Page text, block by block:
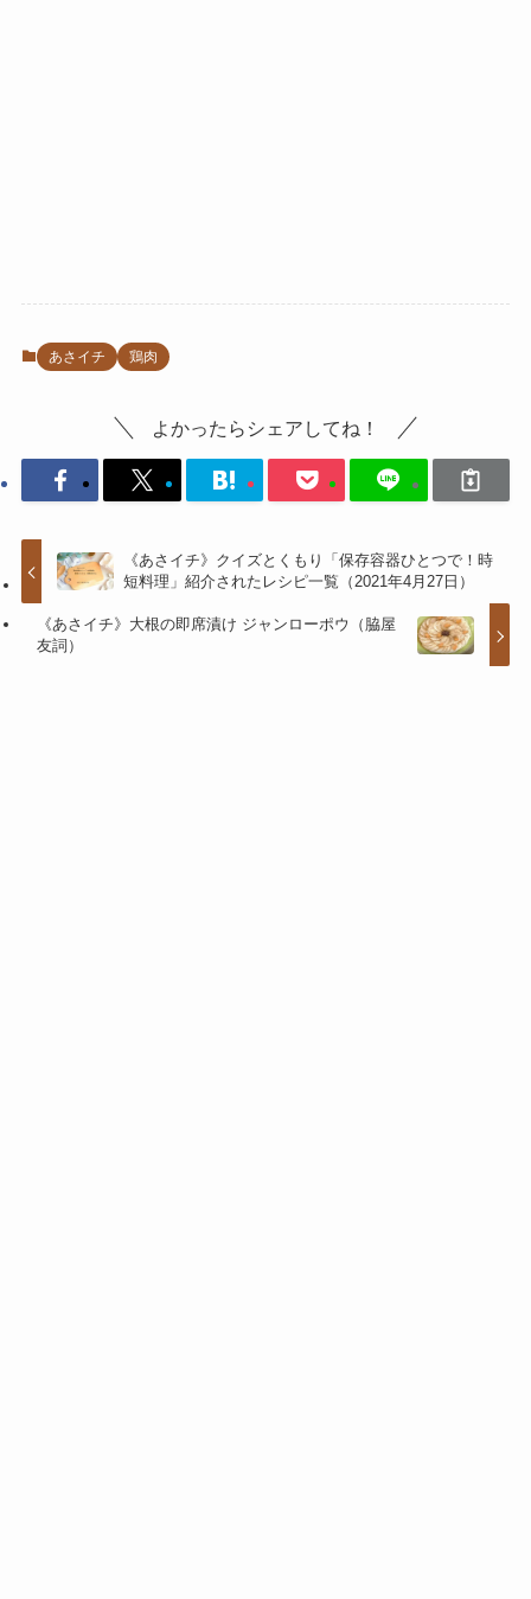
あさイチ 鶏肉
よかったらシェアしてね！
《あさイチ》クイズとくもり「保存容器ひとつで！時
短料理」紹介されたレシピ一覧（2021年4月27日）
《あさイチ》大根の即席漬け ジャンローポウ（脇屋
友詞）